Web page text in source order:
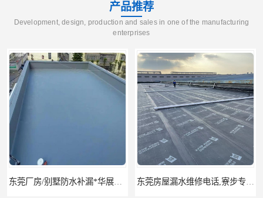
产品推荐
Development, design, production and sales in one of the manufacturing
enterprises